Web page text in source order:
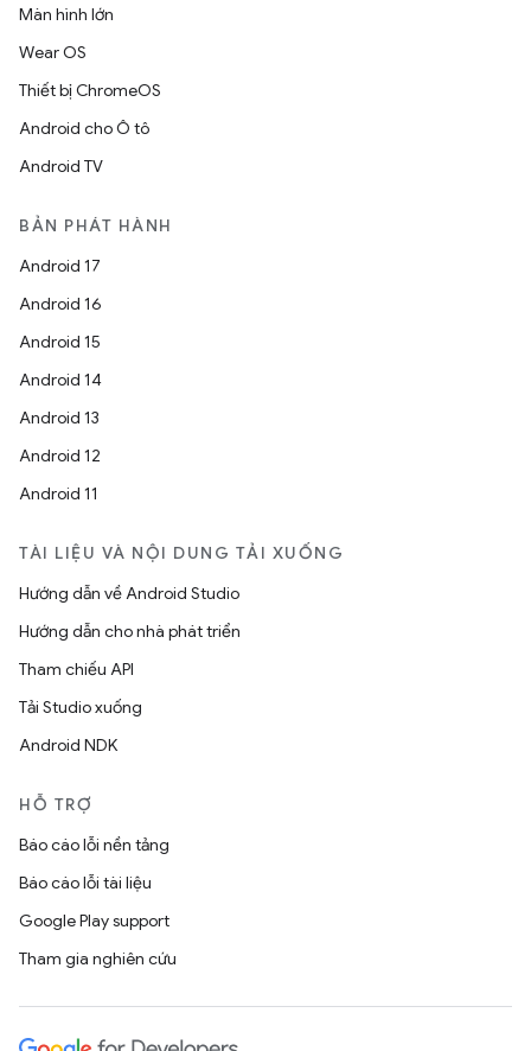
Màn hình lớn
Wear OS
Thiết bị ChromeOS
Android cho Ô tô
Android TV
BẢN PHÁT HÀNH
Android 17
Android 16
Android 15
Android 14
Android 13
Android 12
Android 11
TÀI LIỆU VÀ NỘI DUNG TẢI XUỐNG
Hướng dẫn về Android Studio
Hướng dẫn cho nhà phát triển
Tham chiếu API
Tải Studio xuống
Android NDK
HỖ TRỢ
Báo cáo lỗi nền tảng
Báo cáo lỗi tài liệu
Google Play support
Tham gia nghiên cứu